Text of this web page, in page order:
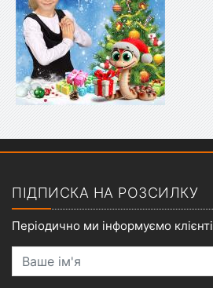
ПІДПИСКА НА РОЗСИЛКУ
Періодично ми інформуємо
Ваше ім'я